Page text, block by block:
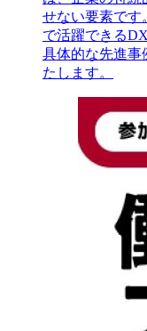
せない要素です
で活躍できる
具体的な先進事
たします。